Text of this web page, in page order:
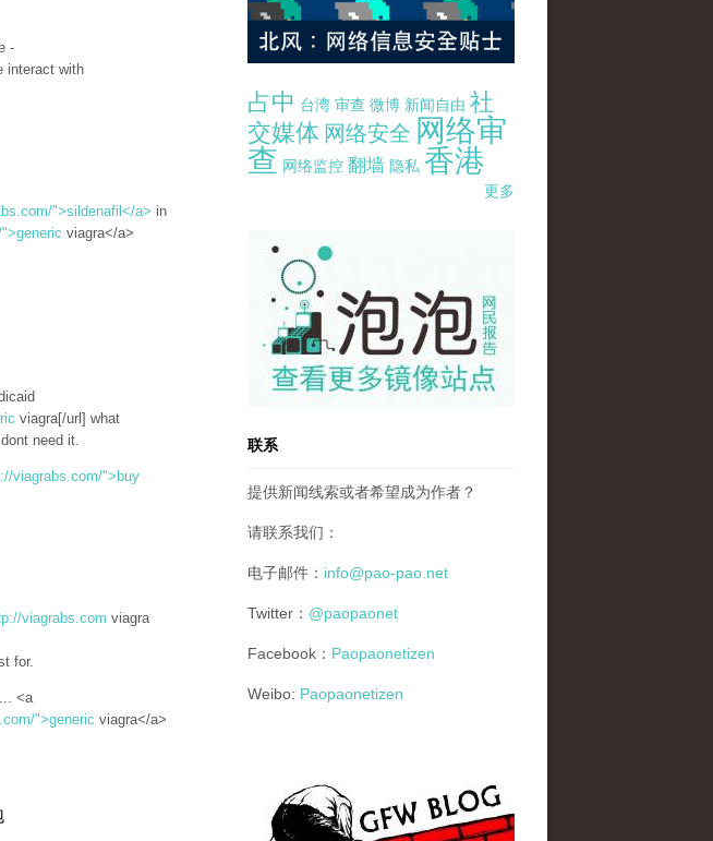
-
interact with
">sildenafil</a> in
viagra</a>
viagra[/url] what
need it.
viagrabs.com/">buy
viagrabs.com viagra
for.
<a
">generic viagra</a>
占中 台湾 审查 微博 新闻自由 社
交媒体 网络安全 网络审
查 网络监控 翻墙 隐私 香港
更多
pao-pao-banner-mirror-site-120814.jpg
联系
提供新闻线索或者希望成为作者？
请联系我们：
电子邮件： info@pao-pao.net
Twitter： @paopaonet
Facebook： Paopaonetizen
Weibo: Paopaonetizen
gfw_blog_small.jpg